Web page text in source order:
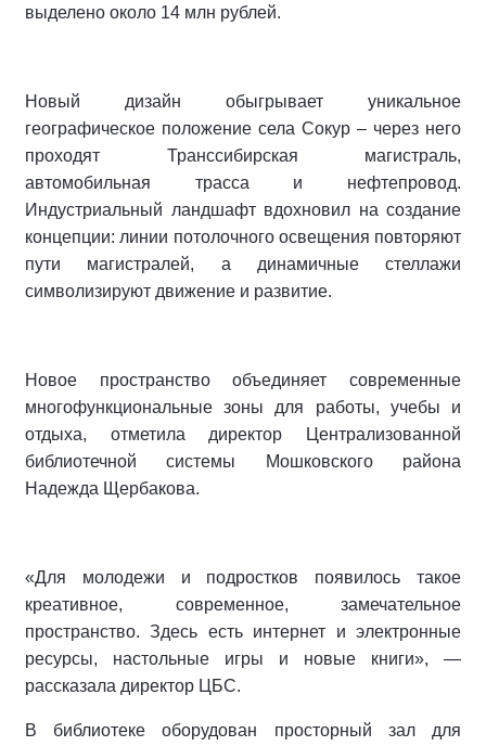
выделено около 14 млн рублей.
Новый дизайн обыгрывает уникальное
географическое положение села Сокур – через него
проходят Транссибирская магистраль,
автомобильная трасса и нефтепровод.
Индустриальный ландшафт вдохновил на создание
концепции: линии потолочного освещения повторяют
пути магистралей, а динамичные стеллажи
символизируют движение и развитие.
Новое пространство объединяет современные
многофункциональные зоны для работы, учебы и
отдыха, отметила директор Централизованной
библиотечной системы Мошковского района
Надежда Щербакова.
«Для молодежи и подростков появилось такое
креативное, современное, замечательное
пространство. Здесь есть интернет и электронные
ресурсы, настольные игры и новые книги», —
рассказала директор ЦБС.
В библиотеке оборудован просторный зал для